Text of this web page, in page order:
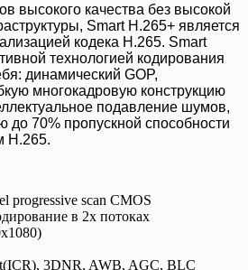
высокого качества без высокой
Smart H.265+ является
кодека H.265. Smart
технологией кодирования
динамический GOP,
многокадровую конструкцию
подавление шумов,
до 70% пропускной способности
H.265.
progressive scan CMOS
в 2х потоках
3DNR, AWB, AGC, BLC